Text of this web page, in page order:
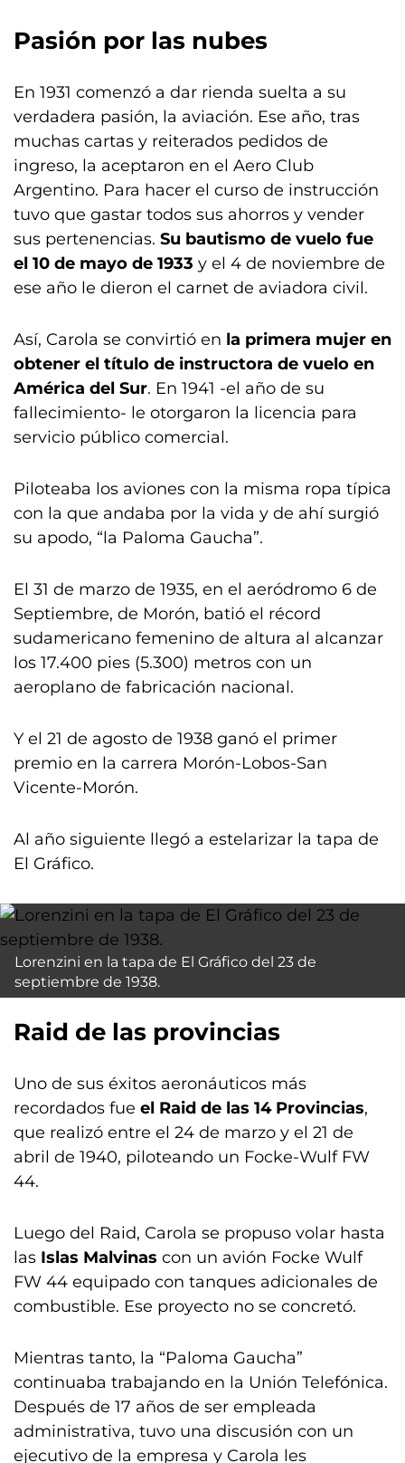
Pasión por las nubes
En 1931 comenzó a dar rienda suelta a su
verdadera pasión, la aviación. Ese año, tras
muchas cartas y reiterados pedidos de
ingreso, la aceptaron en el Aero Club
Argentino. Para hacer el curso de instrucción
tuvo que gastar todos sus ahorros y vender
sus pertenencias. Su bautismo de vuelo fue
el 10 de mayo de 1933 y el 4 de noviembre de
ese año le dieron el carnet de aviadora civil.
Así, Carola se convirtió en la primera mujer en
obtener el título de instructora de vuelo en
América del Sur. En 1941 -el año de su
fallecimiento- le otorgaron la licencia para
servicio público comercial.
Piloteaba los aviones con la misma ropa típica
con la que andaba por la vida y de ahí surgió
su apodo, “la Paloma Gaucha”.
El 31 de marzo de 1935, en el aeródromo 6 de
Septiembre, de Morón, batió el récord
sudamericano femenino de altura al alcanzar
los 17.400 pies (5.300) metros con un
aeroplano de fabricación nacional.
Y el 21 de agosto de 1938 ganó el primer
premio en la carrera Morón-Lobos-San
Vicente-Morón.
Al año siguiente llegó a estelarizar la tapa de
El Gráfico.
Lorenzini en la tapa de El Gráfico del 23 de
septiembre de 1938.
Raid de las provincias
Uno de sus éxitos aeronáuticos más
recordados fue el Raid de las 14 Provincias,
que realizó entre el 24 de marzo y el 21 de
abril de 1940, piloteando un Focke-Wulf FW
44.
Luego del Raid, Carola se propuso volar hasta
las Islas Malvinas con un avión Focke Wulf
FW 44 equipado con tanques adicionales de
combustible. Ese proyecto no se concretó.
Mientras tanto, la “Paloma Gaucha”
continuaba trabajando en la Unión Telefónica.
Después de 17 años de ser empleada
administrativa, tuvo una discusión con un
ejecutivo de la empresa y Carola les